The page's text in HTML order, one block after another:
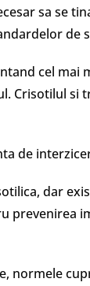
sa se
de
cel mai
Crisotilul si
de
dar
prevenirea
normele